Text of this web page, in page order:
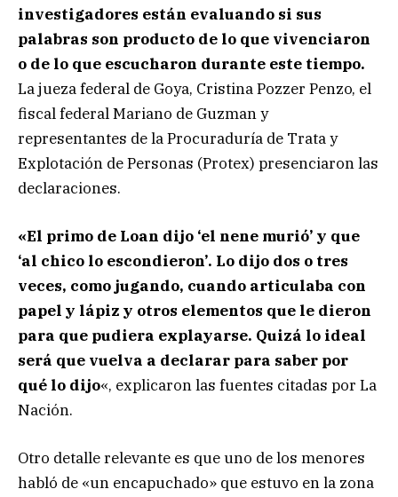
investigadores están evaluando si sus
palabras son producto de lo que vivenciaron
o de lo que escucharon durante este tiempo.
La jueza federal de Goya, Cristina Pozzer Penzo, el
fiscal federal Mariano de Guzman y
representantes de la Procuraduría de Trata y
Explotación de Personas (Protex) presenciaron las
declaraciones.
«El primo de Loan dijo ‘el nene murió’ y que
‘al chico lo escondieron’. Lo dijo dos o tres
veces, como jugando, cuando articulaba con
papel y lápiz y otros elementos que le dieron
para que pudiera explayarse. Quizá lo ideal
será que vuelva a declarar para saber por
qué lo dijo«, explicaron las fuentes citadas por La
Nación.
Otro detalle relevante es que uno de los menores
habló de «un encapuchado» que estuvo en la zona